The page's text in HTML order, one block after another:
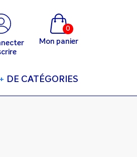
Mon panier
0
+ DE CATÉGORIES